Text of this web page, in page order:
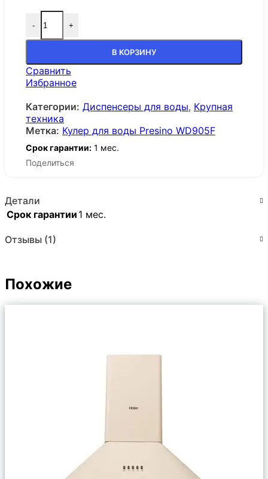
- +
В КОРЗИНУ
Сравнить
Избранное
Категории: Диспенсеры для воды, Крупная
техника
Метка: Кулер для воды Presino WD905F
Срок гарантии: 1 мес.
Поделиться
Детали
Срок гарантии 1 мес.
Отзывы (1)
Похожие